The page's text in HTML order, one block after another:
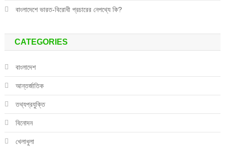
বাংলাদেশে ভারত-বিরোধী প্রচারের নেপথ্যে কি?
CATEGORIES
বাংলাদেশ
আন্তর্জাতিক
তথ্যপ্রযুক্তি
বিনোদন
খেলাধুলা